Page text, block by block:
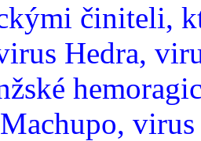
činiteli,
Hedra,